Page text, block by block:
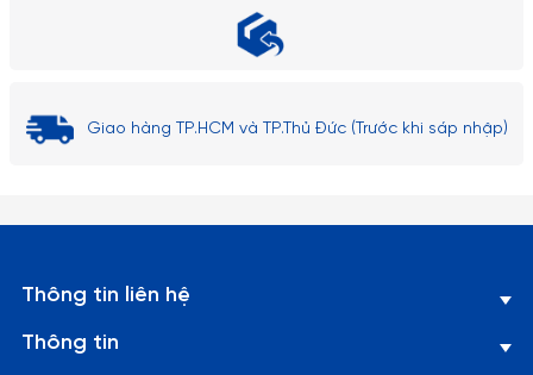
Giao hàng TP.HCM và TP.Thủ Đức (Trước khi sáp nhập)
Thông tin liên hệ
Thông tin